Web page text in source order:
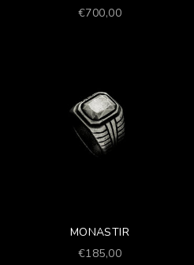
Prezzo scontato
€700,00
MONASTIR
Prezzo scontato
€185,00